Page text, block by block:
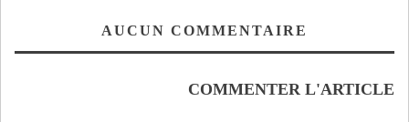
AUCUN COMMENTAIRE
COMMENTER L'ARTICLE